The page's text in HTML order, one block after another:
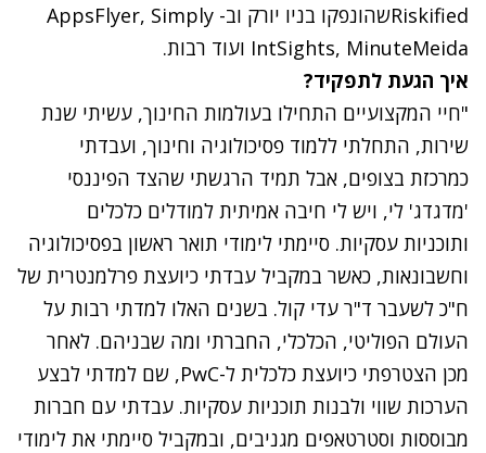
Riskifiedשהונפקו בניו יורק וב- AppsFlyer, Simply
IntSights, MinuteMeida ועוד רבות.
איך הגעת לתפקיד?
"חיי המקצועיים התחילו בעולמות החינוך, עשיתי שנת
שירות, התחלתי ללמוד פסיכולוגיה וחינוך, ועבדתי
כמרכזת בצופים, אבל תמיד הרגשתי שהצד הפיננסי
'מדגדג' לי, ויש לי חיבה אמיתית למודלים כלכלים
ותוכניות עסקיות. סיימתי לימודי תואר ראשון בפסיכולוגיה
וחשבונאות, כאשר במקביל עבדתי כיועצת פרלמנטרית של
ח"כ לשעבר ד"ר עדי קול. בשנים האלו למדתי רבות על
העולם הפוליטי, הכלכלי, החברתי ומה שבניהם. לאחר
מכן הצטרפתי כיועצת כלכלית ל-PwC, שם למדתי לבצע
הערכות שווי ולבנות תוכניות עסקיות. עבדתי עם חברות
מבוססות וסטרטאפים מגניבים, ובמקביל סיימתי את לימודי